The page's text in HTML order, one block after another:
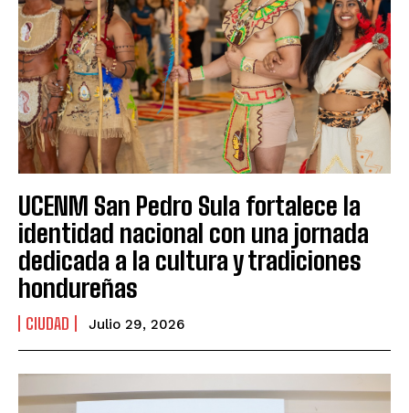
UCENM San Pedro Sula fortalece la
identidad nacional con una jornada
dedicada a la cultura y tradiciones
hondureñas
CIUDAD Julio 29, 2026